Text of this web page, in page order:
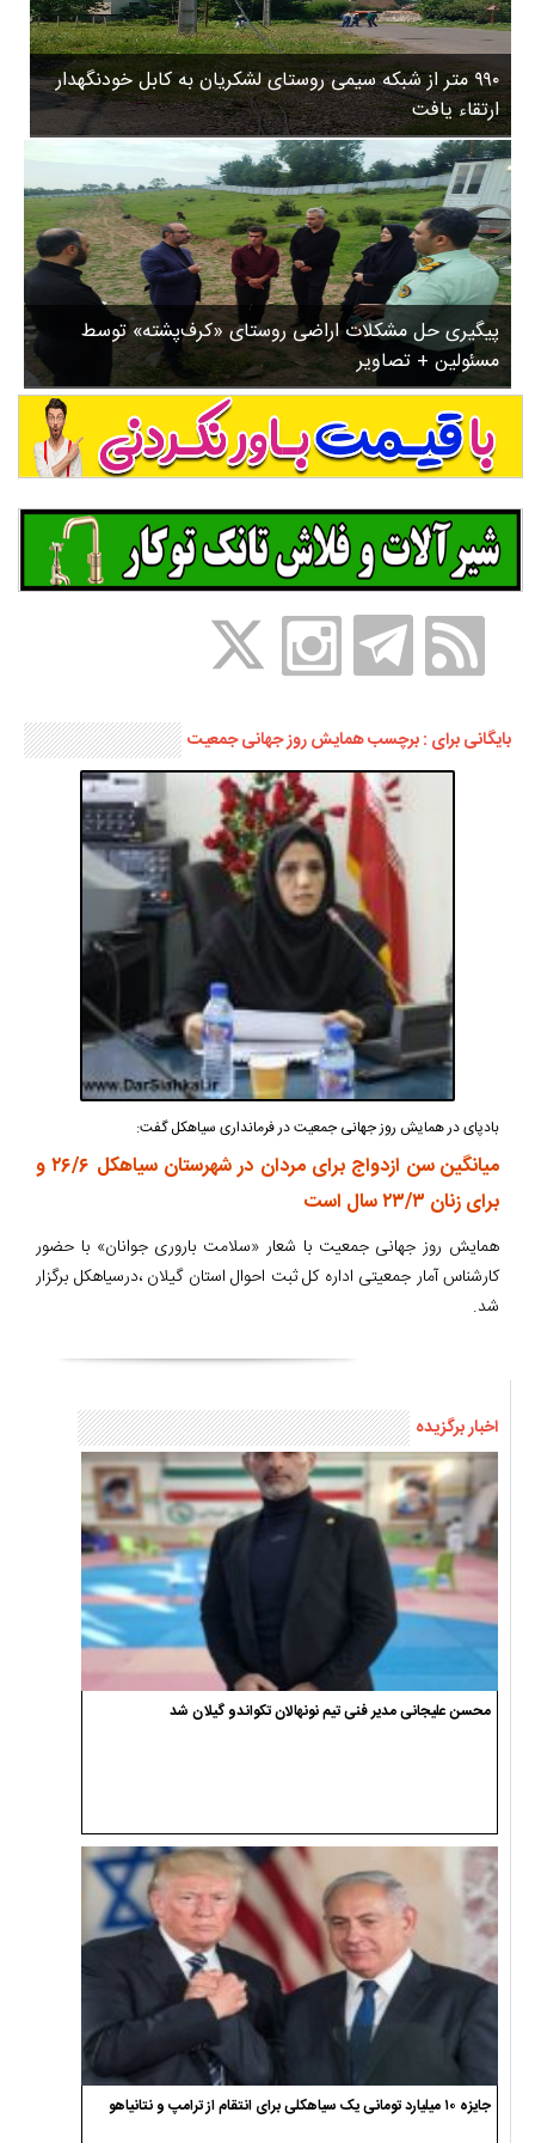
روستاها
ورزشی
سیاسی
چندرسانه ای
مسیر گردشگری دیلمان
درباره ما
۹۹۰ متر از شبکه سیمی روستای لشکریان به کابل خودنگهدار
ارتقاء یافت
پیگیری حل مشکلات اراضی روستای «کرف‌پشته» توسط
مسئولین + تصاویر
۳
۵
۸
ب
ا
ز
ن
ش
س
ت
ش
د
.
بایگانی برای : برچسب همایش روز جهانی جمعیت
بادپای در همایش روز جهانی جمعیت در فرمانداری سیاهکل گفت:
میانگین سن ازدواج برای مردان در شهرستان سیاهکل ۲۶/۶ و
برای زنان ۲۳/۳ سال است
همایش روز جهانی جمعیت با شعار «سلامت باروری جوانان» با حضور
کارشناس آمار جمعیتی اداره کل ثبت احوال استان گیلان ،درسیاهکل برگزار
شد.
اخبار برگزیده
محسن علیجانی مدیر فنی تیم نونهالان تکواندو گیلان شد
جایزه ۱۰ میلیارد تومانی یک سیاهکلی برای انتقام از ترامپ و نتانیاهو